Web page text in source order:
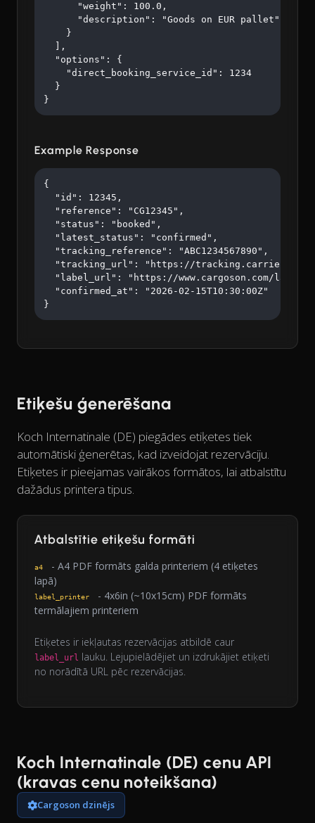
      "weight": 100.0,
      "description": "Goods on EUR pallet"
    }
  ],
  "options": {
    "direct_booking_service_id": 1234
  }
}
Example Response
{
  "id": 12345,
  "reference": "CG12345",
  "status": "booked",
  "latest_status": "confirmed",
  "tracking_reference": "ABC1234567890",
"tracking_url": "https://
"label_url": "https://www.cargoson.com/
  "confirmed_at": "2026-02-15T10:30:00Z"
}
Etiķešu ģenerēšana
Koch Internatinale (DE) piegādes etiķetes tiek
automātiski ģenerētas, kad izveidojat rezervāciju.
Etiķetes ir pieejamas vairākos formātos, lai atbalstītu
dažādus printera tipus.
Atbalstītie etiķešu formāti
a4
- A4 PDF formāts galda printeriem (4 etiķetes
lapā)
label_printer
- 4x6in (~10x15cm) PDF formāts
termālajiem printeriem
Etiķetes ir iekļautas rezervācijas atbildē caur
label_url lauku. Lejupielādējiet un izdrukājiet etiķeti
no norādītā URL pēc rezervācijas.
Koch Internatinale (DE) cenu API
(kravas cenu noteikšana)
Cargoson dzinējs